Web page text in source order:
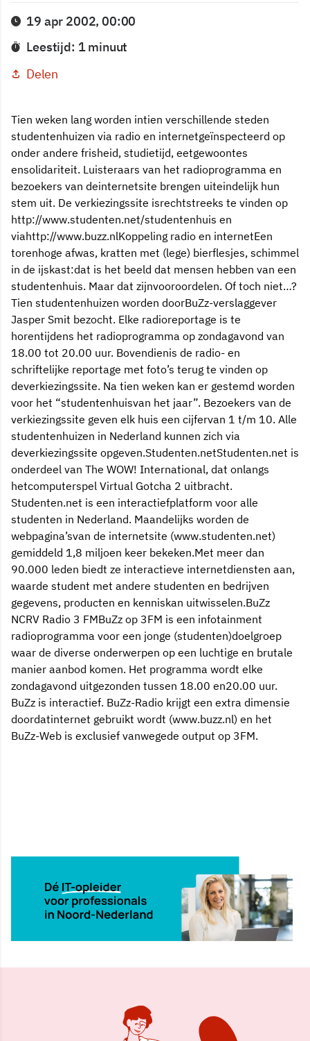
19 apr 2002, 00:00
Leestijd: 1 minuut
Delen
Tien weken lang worden intien verschillende steden
studentenhuizen via radio en internetgeïnspecteerd op
onder andere frisheid, studietijd, eetgewoontes
ensolidariteit. Luisteraars van het radioprogramma en
bezoekers van deinternetsite brengen uiteindelijk hun
stem uit. De verkiezingssite isrechtstreeks te vinden op
http://www.studenten.net/studentenhuis en
viahttp://www.buzz.nlKoppeling radio en internetEen
torenhoge afwas, kratten met (lege) bierflesjes, schimmel
in de ijskast:dat is het beeld dat mensen hebben van een
studentenhuis. Maar dat zijnvooroordelen. Of toch niet…?
Tien studentenhuizen worden doorBuZz-verslaggever
Jasper Smit bezocht. Elke radioreportage is te
horentijdens het radioprogramma op zondagavond van
18.00 tot 20.00 uur. Bovendienis de radio- en
schriftelijke reportage met foto’s terug te vinden op
deverkiezingssite. Na tien weken kan er gestemd worden
voor het “studentenhuisvan het jaar”. Bezoekers van de
verkiezingssite geven elk huis een cijfervan 1 t/m 10. Alle
studentenhuizen in Nederland kunnen zich via
deverkiezingssite opgeven.Studenten.netStudenten.net is
onderdeel van The WOW! International, dat onlangs
hetcomputerspel Virtual Gotcha 2 uitbracht.
Studenten.net is een interactiefplatform voor alle
studenten in Nederland. Maandelijks worden de
webpagina’svan de internetsite (www.studenten.net)
gemiddeld 1,8 miljoen keer bekeken.Met meer dan
90.000 leden biedt ze interactieve internetdiensten aan,
waarde student met andere studenten en bedrijven
gegevens, producten en kenniskan uitwisselen.BuZz
NCRV Radio 3 FMBuZz op 3FM is een infotainment
radioprogramma voor een jonge (studenten)doelgroep
waar de diverse onderwerpen op een luchtige en brutale
manier aanbod komen. Het programma wordt elke
zondagavond uitgezonden tussen 18.00 en20.00 uur.
BuZz is interactief. BuZz-Radio krijgt een extra dimensie
doordatinternet gebruikt wordt (www.buzz.nl) en het
BuZz-Web is exclusief vanwegede output op 3FM.
19 apr 2002, 00:00